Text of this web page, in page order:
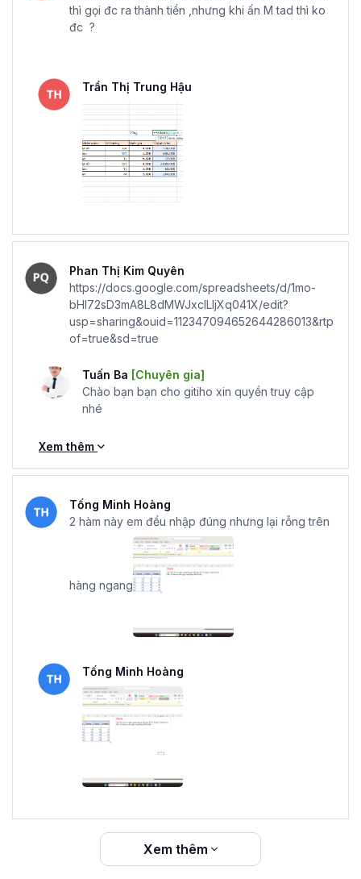
thì gọi đc ra thành tiền ,nhưng khi ấn M tad thì ko
đc ?
Trần Thị Trung Hậu
Phan Thị Kim Quyên
https://docs.google.com/spreadsheets/d/1mo-
bHI72sD3mA8L8dMWJxclLIjXq041X/edit?
usp=sharing&ouid=112347094652644286013&rtp
of=true&sd=true
Tuấn Ba [Chuyên gia]
Chào bạn bạn cho gitiho xin quyền truy cập
nhé
Xem thêm
Tống Minh Hoàng
2 hàm này em đều nhập đúng nhưng lại rỗng trên
hàng ngang
Tống Minh Hoàng
Xem thêm